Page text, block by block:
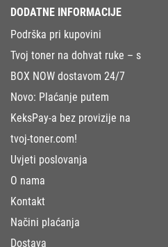
DODATNE INFORMACIJE
Podrška pri kupovini
Tvoj toner na dohvat ruke – s
BOX NOW dostavom 24/7
Novo: Plaćanje putem
KeksPay-a bez provizije na
tvoj-toner.com!
Uvjeti poslovanja
O nama
Kontakt
Načini plaćanja
Dostava